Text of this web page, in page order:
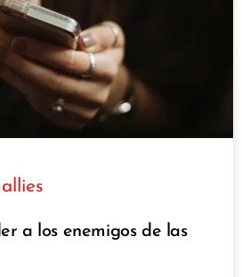
a los enemigos de las